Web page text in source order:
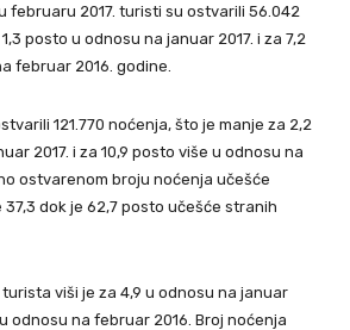
februaru 2017. turisti su ostvarili 56.042
posto u odnosu na januar 2017. i za 7,2
februar 2016. godine.
121.770 noćenja, što je manje za 2,2
2017. i za 10,9 posto više u odnosu na
ostvarenom broju noćenja učešće
dok je 62,7 posto učešće stranih
viši je za 4,9 u odnosu na januar
odnosu na februar 2016. Broj noćenja